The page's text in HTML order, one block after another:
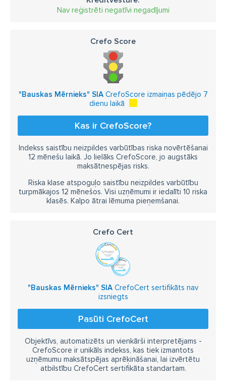
Nav reģistrēti negatīvi negadījumi
Crefo Score
"Bauskas Mērnieks" SIACrefoScore izmaiņas pēdējo 7
dienu laikā
Kas ir CrefoScore?
Indekss saistību neizpildes varbūtības riska novērtēšanai
12 mēnešu laikā. Jo lielāks CrefoScore, jo augstāks
maksātnespējas risks.
Riska klase atspoguļo saistību neizpildes varbūtību
turpmākajos 12 mēnešos. Visi uzņēmumi ir iedalīti 10 riska
klasēs. Kalpo ātrai lēmuma pieņemšanai.
Crefo Cert
"Bauskas Mērnieks" SIA CrefoCert sertifikāts nav
izsniegts
Pasūti CrefoCert
Objektīvs, automatizēts un vienkārši interpretējams -
CrefoScore ir unikāls indekss, kas tiek izmantots
uzņēmumu maksātspējas aprēķināšanai, lai izvērtētu
atbilstību CrefoCert sertifikāta standartam.